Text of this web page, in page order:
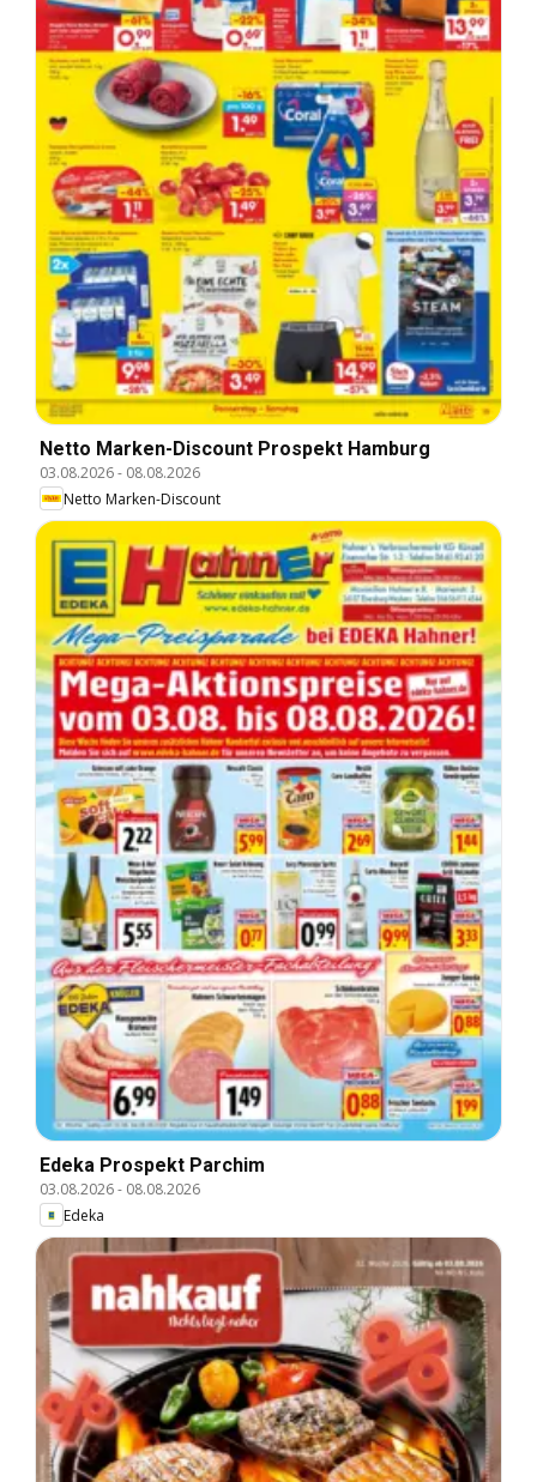
Netto Marken-Discount Prospekt Hamburg
03.08.2026- 08.08.2026
Netto Marken-Discount
Edeka Prospekt Parchim
03.08.2026- 08.08.2026
Edeka